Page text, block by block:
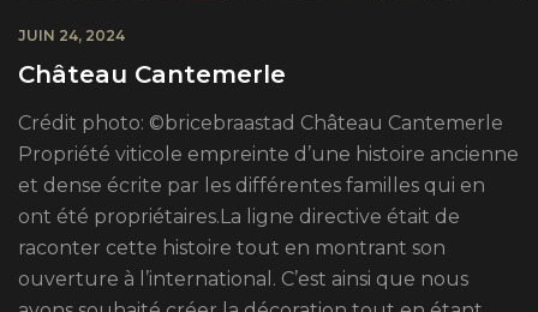
JUIN 24, 2024
Château Cantemerle
Crédit photo: ©bricebraastad Château Cantemerle
Propriété viticole empreinte d’une histoire ancienne
et dense écrite par les différentes familles qui en
ont été propriétaires.La ligne directive était de
raconter cette histoire tout en montrant son
ouverture à l’international. C’est ainsi que nous